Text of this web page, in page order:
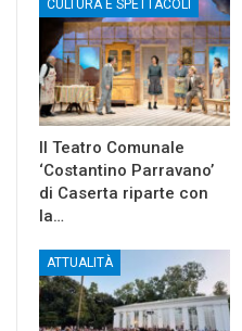
CULTURA E SPETTACOLI
Il Teatro Comunale
‘Costantino Parravano’
di Caserta riparte con
la…
ATTUALITÀ